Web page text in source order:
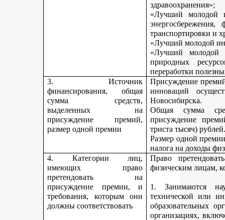
здравоохранения»;
«Лучший молодой
транспортировки и
«Лучший молодой
«Лучший молодой
природных
переработки
3. Источник
финансирования, общая
сумма средств,
выделенных на
присуждение премий,
размер одной премии
Присуждение
инноваций
Новосибирска.
Общая сумма
присуждение
триста тысяч)
Размер одной
налога на доходы
4. Категории лиц,
имеющих право
претендовать на
присуждение премии, и
требования, которым они
должны соответствовать
Право
физическим лицам,
1. Занимаются
технической или
образовательных
организациях,